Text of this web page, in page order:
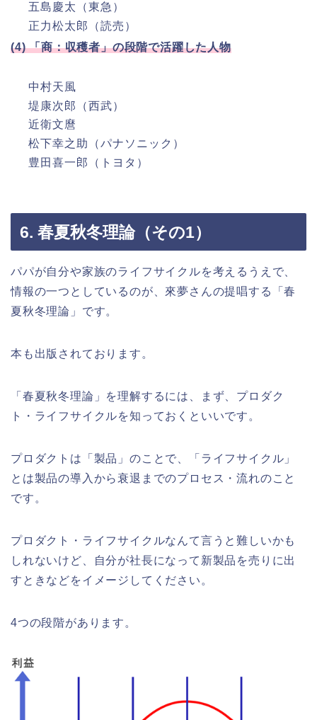
五島慶太（東急）
正力松太郎（読売）
(4) 「商：収穫者」の段階で活躍した人物
中村天風
堤康次郎（西武）
近衛文麿
松下幸之助（パナソニック）
豊田喜一郎（トヨタ）
6. 春夏秋冬理論（その1）
パパが自分や家族のライフサイクルを考えるうえで、
情報の一つとしているのが、來夢さんの提唱する「春
夏秋冬理論」です。
本も出版されております。
「春夏秋冬理論」を理解するには、まず、プロダク
ト・ライフサイクルを知っておくといいです。
プロダクトは「製品」のことで、「ライフサイクル」
とは製品の導入から衰退までのプロセス・流れのこと
です。
プロダクト・ライフサイクルなんて言うと難しいかも
しれないけど、自分が社長になって新製品を売りに出
すときなどをイメージしてください。
4つの段階があります。